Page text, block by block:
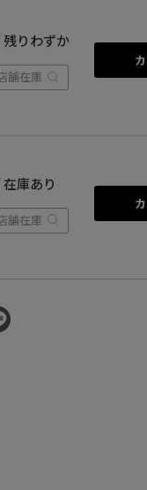
残りわずか
舗在庫
在庫あり
舗在庫